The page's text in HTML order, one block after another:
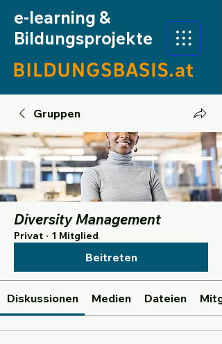
e-learning &
Bildungsprojekte
Gruppen
Diversity Management
Privat · 1 Mitglied
Beitreten
Diskussionen Medien Dateien